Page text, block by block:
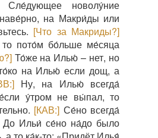
Сле́дующее новолу́ние
на Макри́ды или
[Что за Макриды?]
пото́м бо́льше ме́сяца
То́же на Илью́ – нет, но
на Илью́ если дощ, а
Ну, на Илью́ всегда́
у́тром не вы́пал, то
[КАВ:] Се́но всегда́
До Ильи́ се́но на́до было